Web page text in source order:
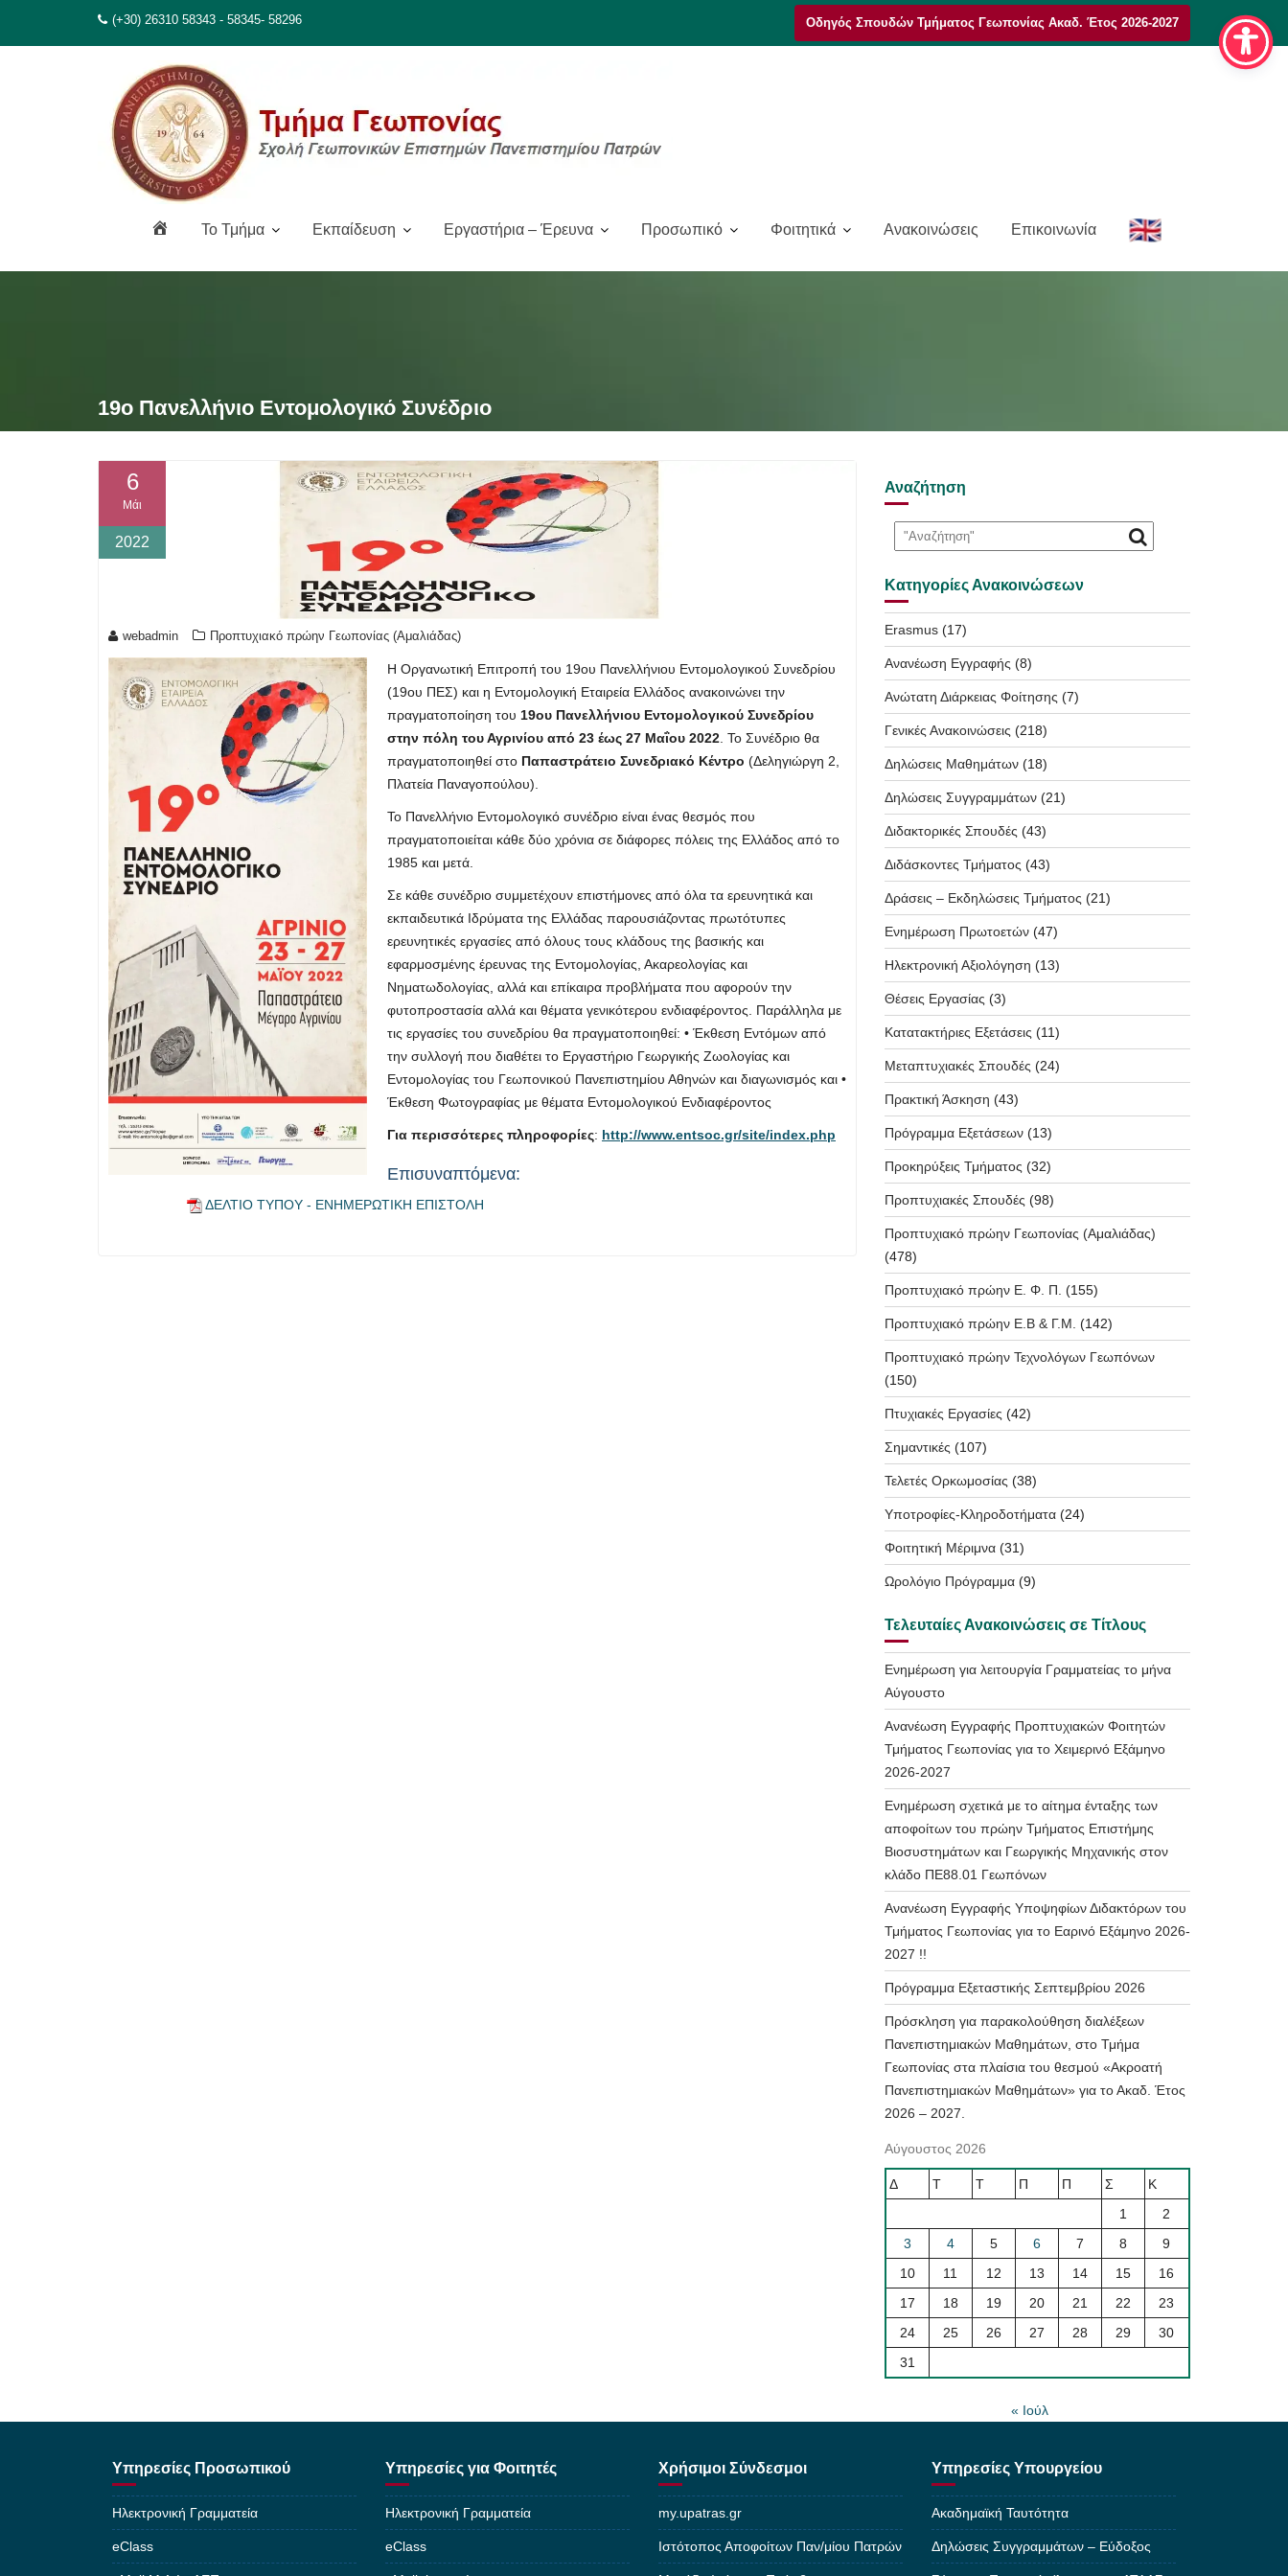
(+30) 26310 58343 - 58345- 58296 Οδηγός Σπουδών Τμήματος Γεωπονίας Ακαδ. Έτος 2026-2027
To Τμήμα Εκπαίδευση Εργαστήρια – Έρευνα Προσωπικό Φοιτητικά Ανακοινώσεις Επικοινωνία
E
n
19ο Πανελλήνιο Εντομολογικό Συνέδριο
6
Μάι
2022
webadmin Προπτυχιακό πρώην Γεωπονίας (Αμαλιάδας)
Η Οργανωτική Επιτροπή του 19ου Πανελλήνιου Εντομολογικού Συνεδρίου
(19ου ΠΕΣ) και η Εντομολογική Εταιρεία Ελλάδος ανακοινώνει την
πραγματοποίηση του 19ου Πανελλήνιου Εντομολογικού Συνεδρίου
στην πόλη του Αγρινίου από 23 έως 27 Μαΐου 2022 . Το Συνέδριο θα
πραγματοποιηθεί στο Παπαστράτειο Συνεδριακό Κέντρο (Δεληγιώργη 2,
Πλατεία Παναγοπούλου).
Το Πανελλήνιο Εντομολογικό συνέδριο είναι ένας θεσμός που
πραγματοποιείται κάθε δύο χρόνια σε διάφορες πόλεις της Ελλάδος από το
1985 και μετά.
Σε κάθε συνέδριο συμμετέχουν επιστήμονες από όλα τα ερευνητικά και
εκπαιδευτικά Ιδρύματα της Ελλάδας παρουσιάζοντας πρωτότυπες
ερευνητικές εργασίες από όλους τους κλάδους της βασικής και
εφαρμοσμένης έρευνας της Εντομολογίας, Ακαρεολογίας και
Νηματωδολογίας, αλλά και επίκαιρα προβλήματα που αφορούν την
φυτοπροστασία αλλά και θέματα γενικότερου ενδιαφέροντος. Παράλληλα με
τις εργασίες του συνεδρίου θα πραγματοποιηθεί: • Έκθεση Εντόμων από
την συλλογή που διαθέτει το Εργαστήριο Γεωργικής Ζωολογίας και
Εντομολογίας του Γεωπονικού Πανεπιστημίου Αθηνών και διαγωνισμός και •
Έκθεση Φωτογραφίας με θέματα Εντομολογικού Ενδιαφέροντος
Για περισσότερες πληροφορίες: http://www.entsoc.gr/site/index.php
Επισυναπτόμενα:
ΔΕΛΤΙΟ ΤΥΠΟΥ - ΕΝΗΜΕΡΩΤΙΚΗ ΕΠΙΣΤΟΛΗ
Αναζήτηση
Κατηγορίες Ανακοινώσεων
Erasmus(17)
Ανανέωση Εγγραφής (8)
Ανώτατη Διάρκειας Φοίτησης (7)
Γενικές Ανακοινώσεις (218)
Δηλώσεις Μαθημάτων(18)
Δηλώσεις Συγγραμμάτων(21)
Διδακτορικές Σπουδές (43)
Διδάσκοντες Τμήματος (43)
Δράσεις – Εκδηλώσεις Τμήματος (21)
Ενημέρωση Πρωτοετών(47)
Ηλεκτρονική Αξιολόγηση (13)
Θέσεις Εργασίας (3)
Κατατακτήριες Εξετάσεις (11)
Μεταπτυχιακές Σπουδές (24)
Πρακτική Άσκηση (43)
Πρόγραμμα Εξετάσεων(13)
Προκηρύξεις Τμήματος (32)
Προπτυχιακές Σπουδές (98)
Προπτυχιακό πρώην Γεωπονίας (Αμαλιάδας)
(478)
Προπτυχιακό πρώην Ε. Φ. Π. (155)
Προπτυχιακό πρώην Ε.Β & Γ.Μ. (142)
Προπτυχιακό πρώην Τεχνολόγων Γεωπόνων
(150)
Πτυχιακές Εργασίες (42)
Σημαντικές (107)
Τελετές Ορκωμοσίας (38)
Υποτροφίες-Κληροδοτήματα(24)
Φοιτητική Μέριμνα(31)
Ωρολόγιο Πρόγραμμα(9)
Τελευταίες Ανακοινώσεις σε Τίτλους
Ενημέρωση για λειτουργία Γραμματείας το μήνα
Αύγουστο
Ανανέωση Εγγραφής Προπτυχιακών Φοιτητών
Τμήματος Γεωπονίας για το Χειμερινό Εξάμηνο
2026-2027
Ενημέρωση σχετικά με το αίτημα ένταξης των
αποφοίτων του πρώην Τμήματος Επιστήμης
Βιοσυστημάτων και Γεωργικής Μηχανικής στον
κλάδο ΠΕ88.01 Γεωπόνων
Ανανέωση Εγγραφής Υποψηφίων Διδακτόρων του
Τμήματος Γεωπονίας για το Εαρινό Εξάμηνο 2026-
2027 !!
Πρόγραμμα Εξεταστικής Σεπτεμβρίου 2026
Πρόσκληση για παρακολούθηση διαλέξεων
Πανεπιστημιακών Μαθημάτων, στο Τμήμα
Γεωπονίας στα πλαίσια του θεσμού «Ακροατή
Πανεπιστημιακών Μαθημάτων» για το Ακαδ. Έτος
2026 – 2027.
Αύγουστος 2026
Δ Τ Τ Π Π Σ
Κ
1
2
3
4 5 6 7 8
9
10
11 12 13 14 15
16
17
18 19 20 21 22
23
24
25 26 27 28 29
30
31
« Ιούλ
Υπηρεσίες Προσωπικού
Ηλεκτρονική Γραμματεία
eClass
Υπηρεσίες για Φοιτητές
Ηλεκτρονική Γραμματεία
eClass
Χρήσιμοι Σύνδεσμοι
my.upatras.gr
Ιστότοπος Αποφοίτων Παν/μίου Πατρών
Υπηρεσίες Υπουργείου
Ακαδημαϊκή Ταυτότητα
Δηλώσεις Συγγραμμάτων – Εύδοξος